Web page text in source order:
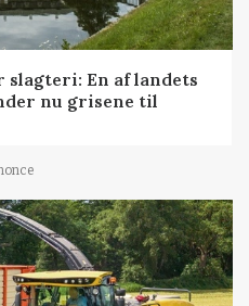
En af landets
nu grisene til